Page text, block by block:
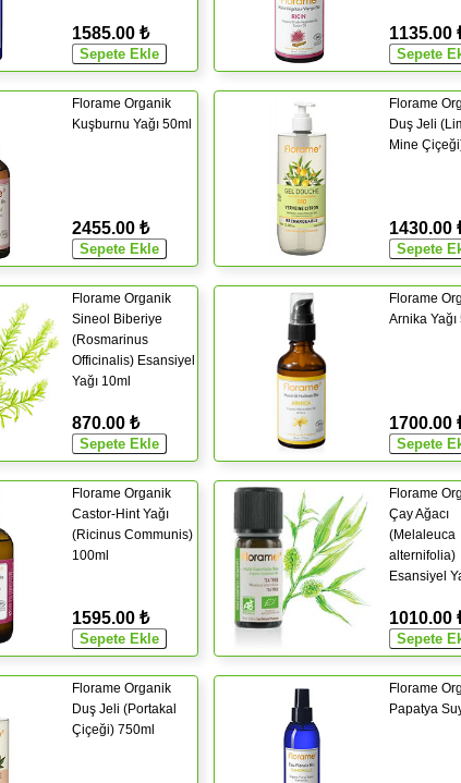
1585.00 ₺ 1135.00
Florame Organik
Kuşburnu Yağı 50ml
2455.00 ₺
Florame
Duş Jeli
Mine
1430.00
Florame Organik
Sineol Biberiye
(Rosmarinus
Officinalis) Esansiyel
Yağı 10ml
870.00 ₺
Florame
Arnika Yağı
1700.00
Florame Organik
Castor-Hint Yağı
(Ricinus Communis)
100ml
1595.00 ₺
Florame
Çay Ağacı
(Melaleuca
alternifolia)
Esansiyel
1010.00
Florame Organik
Duş Jeli (Portakal
Çiçeği) 750ml
Florame
Papatya